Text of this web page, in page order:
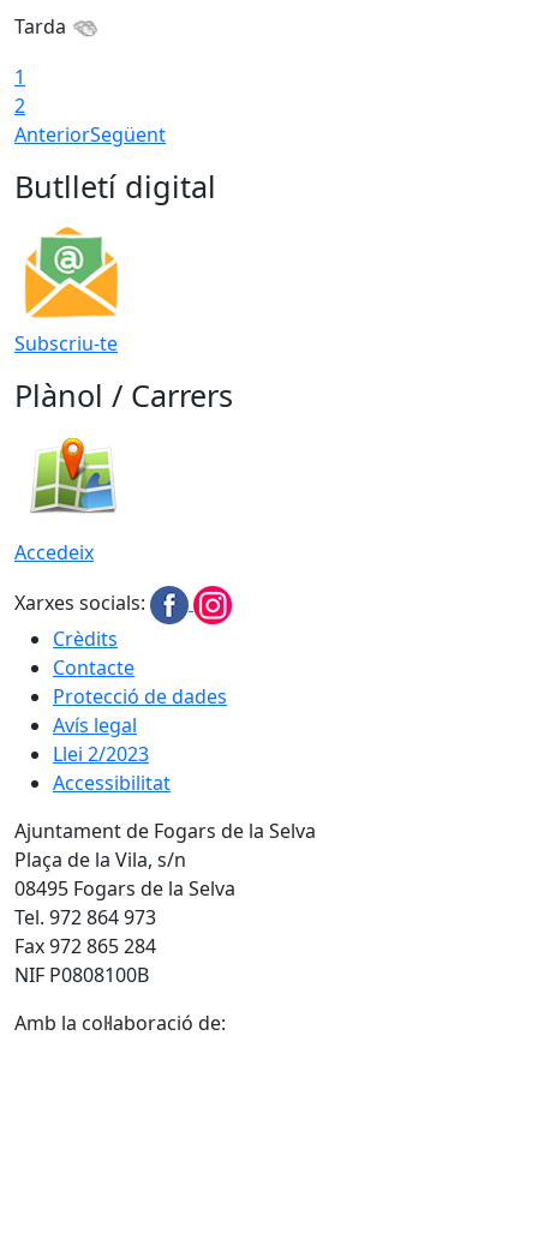
Tarda
1
2
AnteriorSegüent
Butlletí digital
Subscriu-te
Plànol / Carrers
Accedeix
Xarxes socials:
Crèdits
Contacte
Protecció de dades
Avís legal
Llei 2/2023
Accessibilitat
Ajuntament de Fogars de la Selva
Plaça de la Vila, s/n
08495 Fogars de la Selva
Tel. 972 864 973
Fax 972 865 284
NIF P0808100B
Amb la col·laboració de: